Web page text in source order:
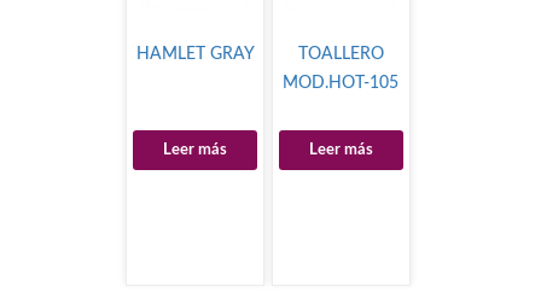
HAMLET GRAY
Leer más
TOALLERO
MOD.HOT-105
Leer más